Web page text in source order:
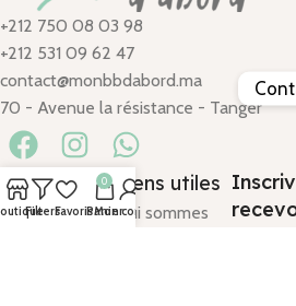
+212 750 08 03 98
+212 531 09 62 47
contact@monbbdabord.ma
70 - Avenue la résistance - Tanger
Catégories
Promenade
Liens utiles
Qui sommes
FiltersFavoris
0
Panier
Mon compte